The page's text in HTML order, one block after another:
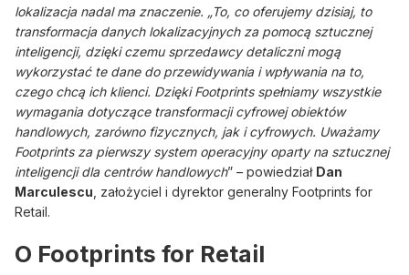
lokalizacja nadal ma znaczenie. „To, co oferujemy dzisiaj, to
transformacja danych lokalizacyjnych za pomocą sztucznej
inteligencji, dzięki czemu sprzedawcy detaliczni mogą
wykorzystać te dane do przewidywania i wpływania na to,
czego chcą ich klienci. Dzięki Footprints spełniamy wszystkie
wymagania dotyczące transformacji cyfrowej obiektów
handlowych, zarówno fizycznych, jak i cyfrowych. Uważamy
Footprints za pierwszy system operacyjny oparty na sztucznej
inteligencji dla centrów handlowych” – powiedział Dan
Marculescu , założyciel i dyrektor generalny Footprints for
Retail.
O Footprints for Retail